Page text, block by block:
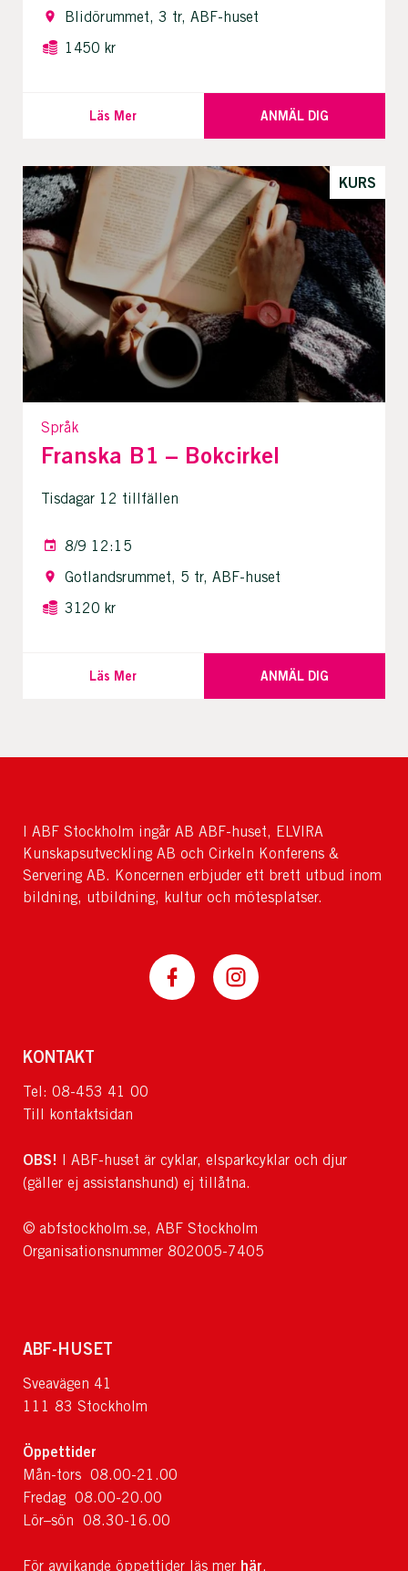
Blidörummet, 3 tr, ABF-huset
1450 kr
Läs Mer ANMÄL DIG
KURS
Språk
Franska B1 – Bokcirkel
Tisdagar 12 tillfällen
8/9 12:15
Gotlandsrummet, 5 tr, ABF-huset
3120 kr
Läs Mer ANMÄL DIG
I ABF Stockholm ingår AB ABF-huset, ELVIRA
Kunskapsutveckling AB och Cirkeln Konferens &
Servering AB. Koncernen erbjuder ett brett utbud inom
bildning, utbildning, kultur och mötesplatser.
KONTAKT
Tel: 08-453 41 00
Till kontaktsidan
OBS! I ABF-huset är cyklar, elsparkcyklar och djur
(gäller ej assistanshund) ej tillåtna.
© abfstockholm.se, ABF Stockholm
Organisationsnummer 802005-7405
ABF-HUSET
Sveavägen 41
111 83 Stockholm
Öppettider
Mån-tors 08.00-21.00
Fredag 08.00-20.00
Lör–sön 08.30-16.00
För avvikande öppettider läs mer här.